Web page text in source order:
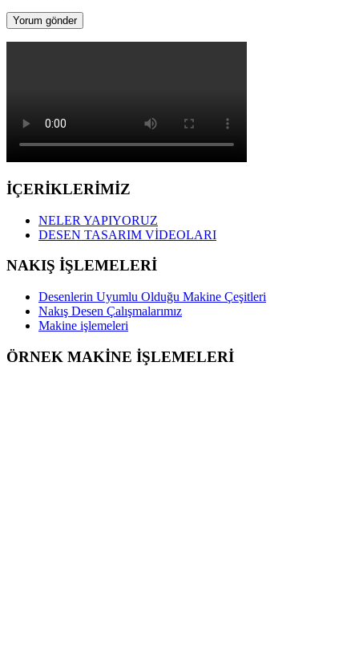
İÇERİKLERİMİZ
NELER YAPIYORUZ
DESEN TASARIM VİDEOLARI
NAKIŞ İŞLEMELERİ
Desenlerin Uyumlu Olduğu Makine Çeşitleri
Nakış Desen Çalışmalarımız
Makine işlemeleri
ÖRNEK MAKİNE İŞLEMELERİ